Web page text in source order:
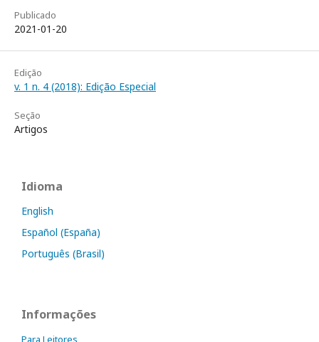
Publicado
2021-01-20
Edição
v. 1 n. 4 (2018): Edição Especial
Seção
Artigos
Idioma
English
Español (España)
Português (Brasil)
Informações
Para Leitores